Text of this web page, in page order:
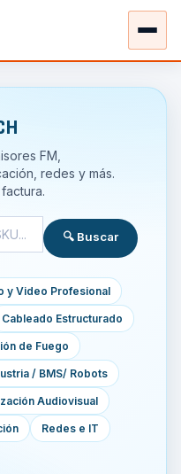
FM,
redes y más.
🔍 Buscar
y Video Profesional
Cableado Estructurado
de Fuego
/ BMS/ Robots
Audiovisual
Redes e IT